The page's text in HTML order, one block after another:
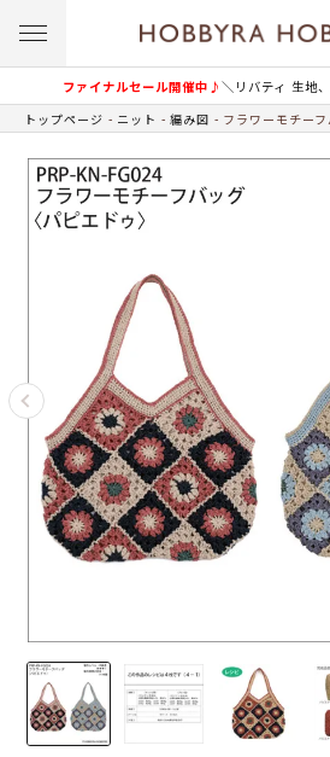
ファイナルセール開催中♪＼リバティ 生地
トップページ ニット 編み図 フラワーモチー